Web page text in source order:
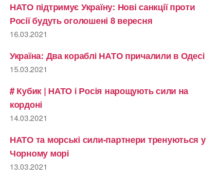
НАТО підтримує Україну: Нові санкції проти
Росії будуть оголошені 8 вересня
16.03.2021
Україна: Два кораблі НАТО причалили в Одесі
15.03.2021
# Кубик | НАТО і Росія нарощують сили на
кордоні
14.03.2021
НАТО та морські сили-партнери тренуються у
Чорному морі
13.03.2021